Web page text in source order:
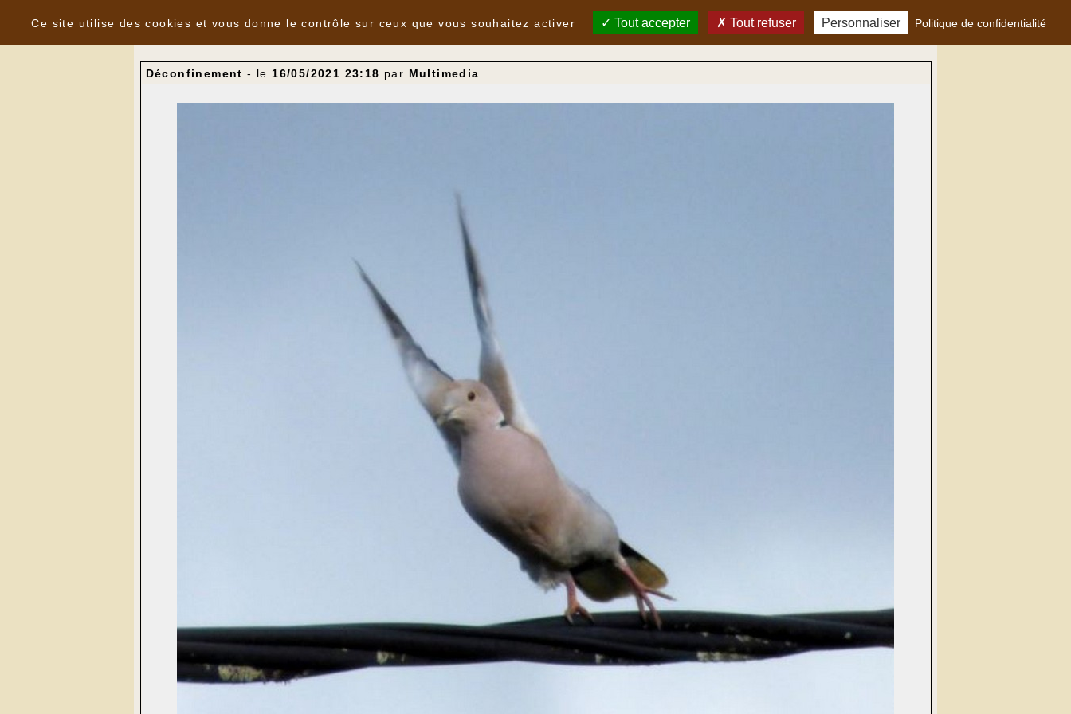
Nouvelles
Déconfinement - le 16/05/2021 23:18 par Multimedia
Ce site utilise des cookies et vous donne le contrôle sur ceux que vous souhaitez activer
Tout accepter Tout refuser Personnaliser Politique de confidentialité